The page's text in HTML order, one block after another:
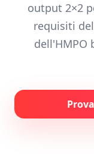
output 2×2
requisiti
dell'HMPO